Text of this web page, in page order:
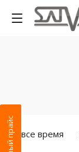
За все время